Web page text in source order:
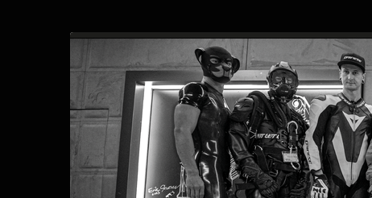
Maitreffen
2026
30. April – bis3. Mai 2026